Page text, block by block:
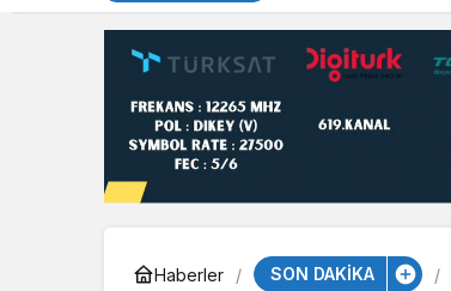
Haberler SON DAKİKA